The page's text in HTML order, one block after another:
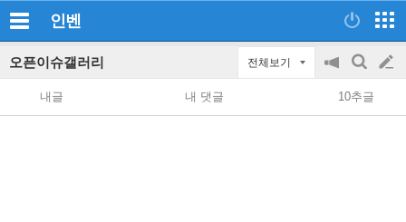
인벤
오픈이슈갤러리 전체보기
공
지
on/off
검
색
글
쓰
내글 내 댓글 10추글